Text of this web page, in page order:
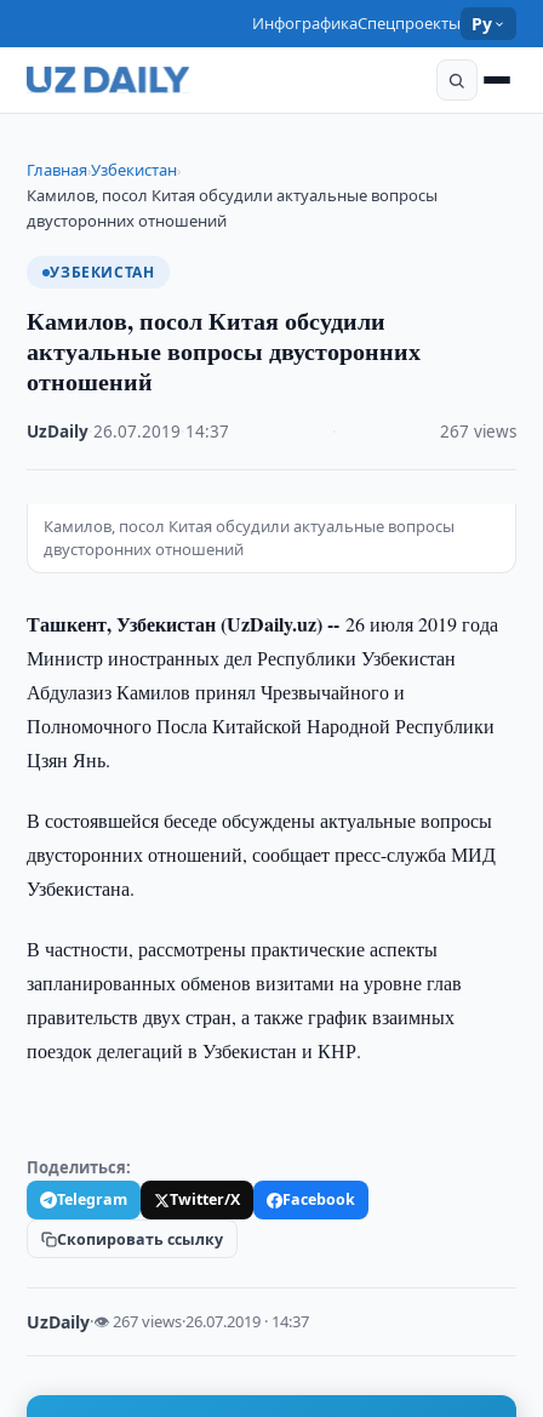
ИнфографикаСпецпроекты Ру
Главная›Узбекистан›
Камилов, посол Китая обсудили актуальные вопросы
двусторонних отношений
УЗБЕКИСТАН
Камилов, посол Китая обсудили
актуальные вопросы двусторонних
отношений
UzDaily ·26.07.2019 14:37 267 views
Камилов, посол Китая обсудили актуальные вопросы
двусторонних отношений
Ташкент, Узбекистан (UzDaily.uz) --26 июля 2019 года
Министр иностранных дел Республики Узбекистан
Абдулазиз Камилов принял Чрезвычайного и
Полномочного Посла Китайской Народной Республики
Цзян Янь.
В состоявшейся беседе обсуждены актуальные вопросы
двусторонних отношений, сообщает пресс-служба МИД
Узбекистана.
В частности, рассмотрены практические аспекты
запланированных обменов визитами на уровне глав
правительств двух стран, а также график взаимных
поездок делегаций в Узбекистан и КНР.
Поделиться:
Telegram Twitter/X
Facebook
Скопировать ссылку
UzDaily·👁 267 views·26.07.2019 · 14:37